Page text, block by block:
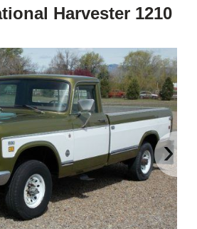
Harvester 1210
›